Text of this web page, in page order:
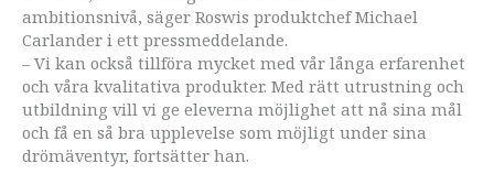
ambitionsnivå, säger Roswis produktchef Michael
Carlander i ett pressmeddelande.
– Vi kan också tillföra mycket med vår långa erfarenhet
och våra kvalitativa produkter. Med rätt utrustning och
utbildning vill vi ge eleverna möjlighet att nå sina mål
och få en så bra upplevelse som möjligt under sina
drömäventyr, fortsätter han.